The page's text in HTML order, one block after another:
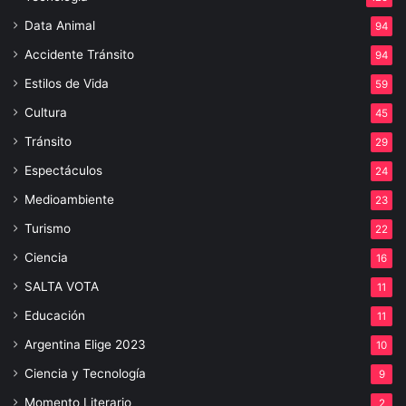
Data Animal 94
Accidente Tránsito 94
Estilos de Vida 59
Cultura 45
Tránsito 29
Espectáculos 24
Medioambiente 23
Turismo 22
Ciencia 16
SALTA VOTA 11
Educación 11
Argentina Elige 2023 10
Ciencia y Tecnología 9
Momento Literario